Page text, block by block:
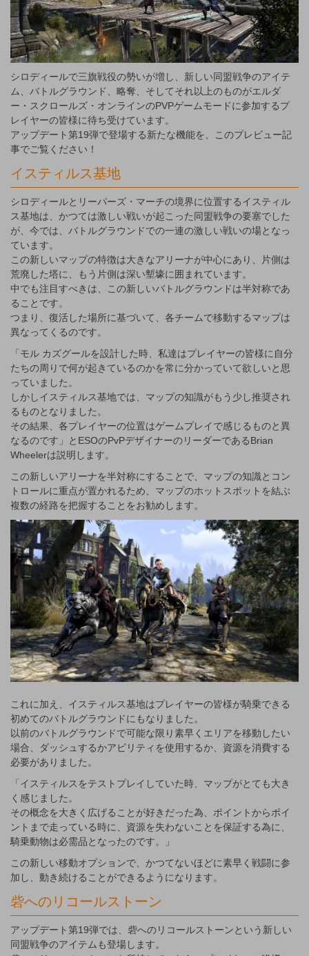
シロディールで三旗戦役の勢いが増し、新しい同盟戦争のアイテ
ム、バトルグラウンド、略奪、そしてそれ以上のものがエルダ
ー・スクロールズ・オンラインのPVPゲームモードに参加するプ
レイヤーの皆様に待ち受けています。
アップデート第19弾で登場する新たな機能を、このプレビュー記
事でご覧ください！
イスティルス基地
シロディールとリーパーズ・マーチの境界に位置するイスティル
ス基地は、かつては激しい戦いが起こった同盟戦争の要塞でした
が、今では、バトルグラウンドでの一連の激しい戦いの場となっ
ています。
この新しいマップの特徴は大きなアリーナが中心にあり、片側は
荒廃した塔に、もう片側は深い塹壕に囲まれています。
中でも注目すべきは、この新しいバトルグラウンドは半対称であ
ることです。
つまり、復活した場所に基づいて、各チームで移動するマップは
異なってくるのです。
「モル カズグールを設計した時、私達はプレイヤーの皆様に自分
たちの周りで何が起きているのかを常に分かっていて欲しいと思
っていました。
しかしイスティルス基地では、マップの知識がもう少し推奨され
るものとなりました。
その結果、各プレイヤーの位置はゲームプレイで感じるものと異
なるのです」とESOのPvPデザイナーのリーダーであるBrian
Wheelerは説明します。
この新しいアリーナを半対称にすることで、マップの知識とコン
トロールに重点が置かれるため、マップのホットスポットを結ぶ
複数の経路を把握することをお勧めします。
これに加え、イスティルス基地はプレイヤーの皆様が騎乗できる
初めてのバトルグラウンドにもなりました。
以前のバトルグラウンドで可能な限り素早くエリアを移動したい
場合、ダッシュするかアビリティを使用するか、資源を消費する
必要がありました。
「イスティルスをテストプレイしていた時、マップがとても大き
く感じました。
その概念を大きく広げることが好きだった為、ポイントからポイ
ントまで走っている時に、資源を失わないことを保証する為に、
騎乗動物は必需品となったのです。」
この新しい移動オプションで、かつてないほどに素早く戦闘に参
加し、動き続けることができるようになります。
砦へのリコールストーン
アップデート第19弾では、砦へのリコールストーンという新しい
同盟戦争のアイテムも登場します。